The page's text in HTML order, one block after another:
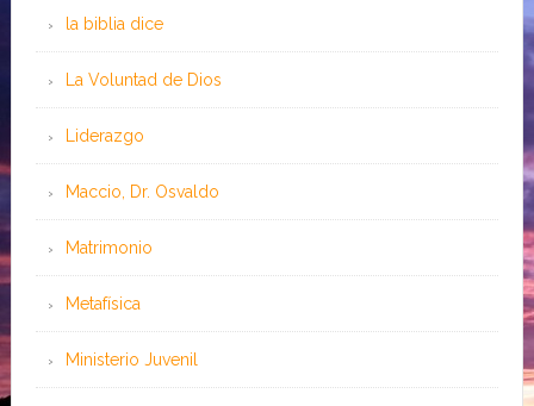
la biblia dice
La Voluntad de Dios
Liderazgo
Maccio, Dr. Osvaldo
Matrimonio
Metafísica
Ministerio Juvenil